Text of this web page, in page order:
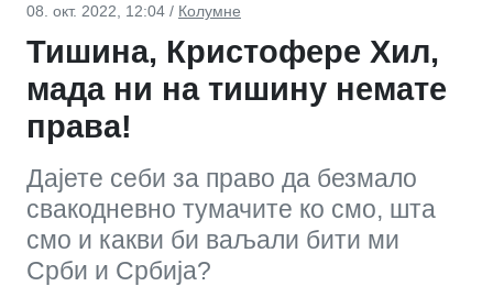
08. окт. 2022, 12:04 / Колумне
Тишина, Кристофере Хил,
мада ни на тишину немате
права!
Дајете себи за право да безмало
свакодневно тумачите ко смо, шта
смо и какви би ваљали бити ми
Срби и Србија?